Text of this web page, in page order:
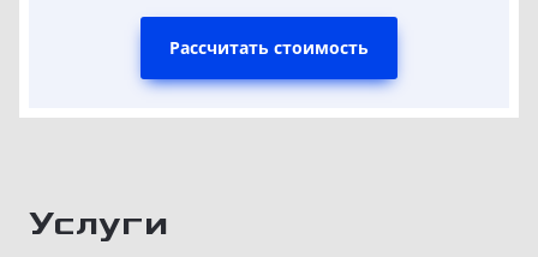
Рассчитать стоимость
Услуги